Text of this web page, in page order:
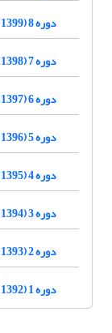
دوره 8 (1399)
دوره 7 (1398)
دوره 6 (1397)
دوره 5 (1396)
دوره 4 (1395)
دوره 3 (1394)
دوره 2 (1393)
دوره 1 (1392)